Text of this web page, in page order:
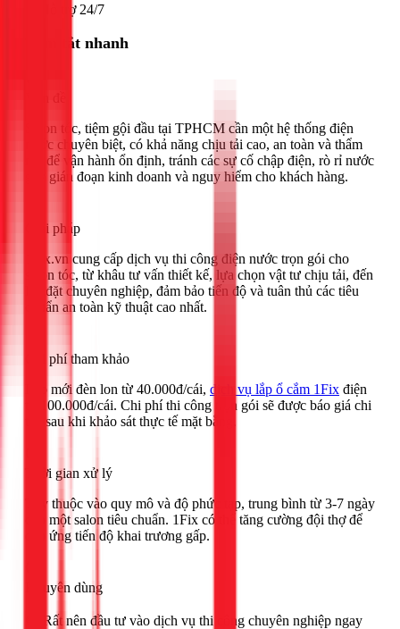
Hỗ trợ 24/7
Tóm tắt nhanh
Salon tóc, tiệm gội đầu tại TPHCM cần một hệ thống điện
nước chuyên biệt, có khả năng chịu tải cao, an toàn và thẩm
mỹ để vận hành ổn định, tránh các sự cố chập điện, rò rỉ nước
gây gián đoạn kinh doanh và nguy hiểm cho khách hàng.
Giải pháp
1Fix.vn cung cấp dịch vụ thi công điện nước trọn gói cho
salon tóc, từ khâu tư vấn thiết kế, lựa chọn vật tư chịu tải, đến
lắp đặt chuyên nghiệp, đảm bảo tiến độ và tuân thủ các tiêu
chuẩn an toàn kỹ thuật cao nhất.
Chi phí tham khảo
Lắp mới đèn lon từ 40.000đ/cái, dịch vụ lắp ổ cắm 1Fix điện
từ 100.000đ/cái. Chi phí thi công trọn gói sẽ được báo giá chi
tiết sau khi khảo sát thực tế mặt bằng.
Thời gian xử lý
Tùy thuộc vào quy mô và độ phức tạp, trung bình từ 3-7 ngày
cho một salon tiêu chuẩn. 1Fix có thể tăng cường đội thợ để
đáp ứng tiến độ khai trương gấp.
Khuyên dùng
🟢 Rất nên đầu tư vào dịch vụ thi công chuyên nghiệp ngay